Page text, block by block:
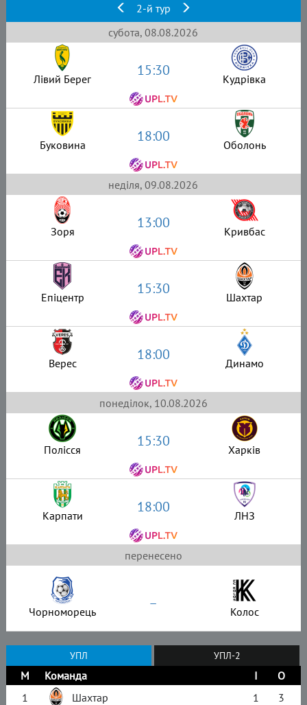
2-й тур
субота, 08.08.2026
Лівий Берег 15:30 Кудрівка
Буковина 18:00 Оболонь
неділя, 09.08.2026
Зоря 13:00 Кривбас
Епіцентр 15:30 Шахтар
Верес 18:00 Динамо
понеділок, 10.08.2026
Полісся 15:30 Харків
Карпати 18:00 ЛНЗ
перенесено
Чорноморець – Колос
УПЛ УПЛ-2
М Команда І
О
1
Шахтар 1
3